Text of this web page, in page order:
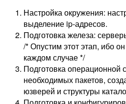
Настройка окружения:
выделение ip-адресов.
Подготовка железа:
/* Опустим этот этап, ибо
каждом случае */
Подготовка операционной
необходимых пакетов,
юзверей и структуры